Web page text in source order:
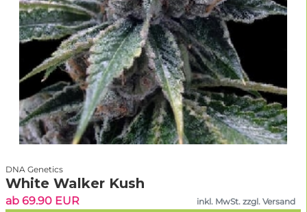
DNA Genetics
White Walker Kush
ab 69.90 EUR inkl. MwSt. zzgl. Versand